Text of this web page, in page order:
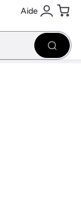
Aide
Se